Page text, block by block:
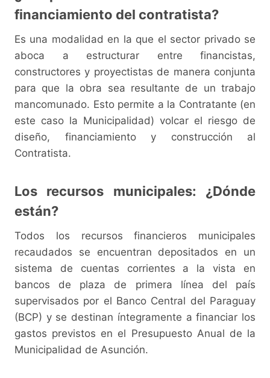
financiamiento del contratista?
Es una modalidad en la que el sector privado se
aboca a estructurar entre financistas,
constructores y proyectistas de manera conjunta
para que la obra sea resultante de un trabajo
mancomunado. Esto permite a la Contratante (en
este caso la Municipalidad) volcar el riesgo de
diseño, financiamiento y construcción al
Contratista.
Los recursos municipales: ¿Dónde
están?
Todos los recursos financieros municipales
recaudados se encuentran depositados en un
sistema de cuentas corrientes a la vista en
bancos de plaza de primera línea del país
supervisados por el Banco Central del Paraguay
(BCP) y se destinan íntegramente a financiar los
gastos previstos en el Presupuesto Anual de la
Municipalidad de Asunción.